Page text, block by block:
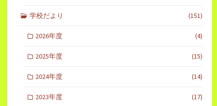
学校だより (151)
2026年度 (4)
2025年度 (15)
2024年度 (14)
2023年度 (17)